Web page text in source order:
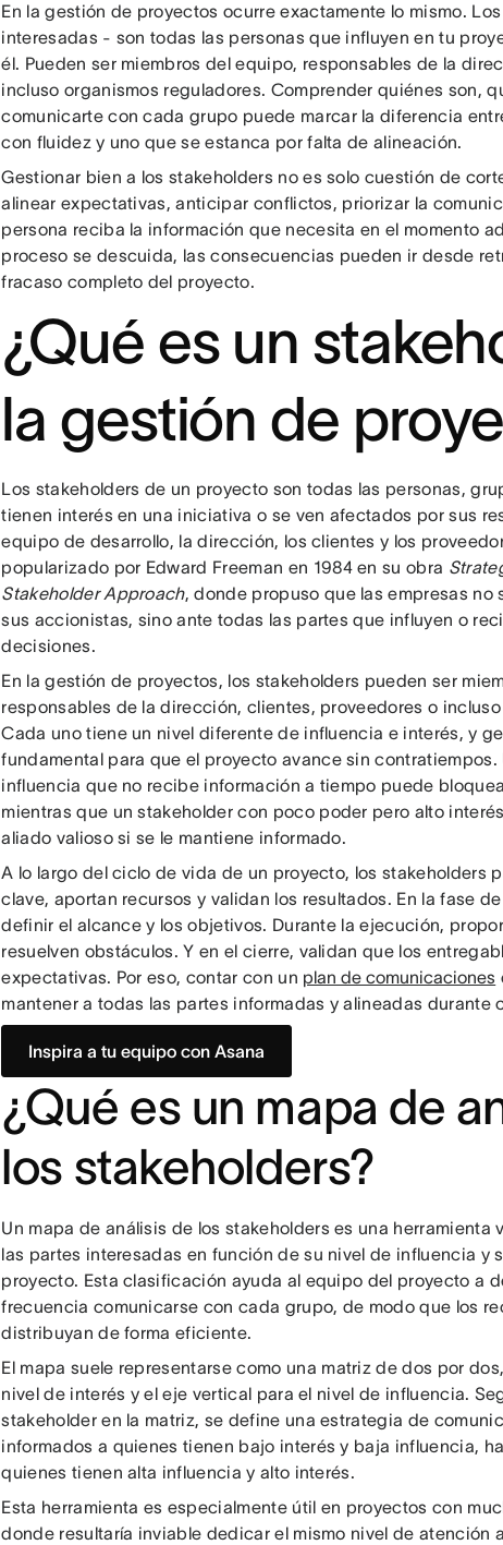
En la gestión de proyectos ocurre exactamente lo mismo.
interesadas - son todas las personas que influyen en tu
él. Pueden ser miembros del equipo, responsables de la
incluso organismos reguladores. Comprender quiénes son,
comunicarte con cada grupo puede marcar la diferencia
con fluidez y uno que se estanca por falta de alineación.
Gestionar bien a los stakeholders no es solo cuestión de
alinear expectativas, anticipar conflictos, priorizar la
persona reciba la información que necesita en el momento
proceso se descuida, las consecuencias pueden ir desde
fracaso completo del proyecto.
¿Qué es un
la gestión de
Los stakeholders de un proyecto son todas las personas,
tienen interés en una iniciativa o se ven afectados por sus
equipo de desarrollo, la dirección, los clientes y los
popularizado por Edward Freeman en 1984 en su obra
Stakeholder Approach, donde propuso que las empresas no
sus accionistas, sino ante todas las partes que influyen o
decisiones.
En la gestión de proyectos, los stakeholders pueden ser
responsables de la dirección, clientes, proveedores o
Cada uno tiene un nivel diferente de influencia e interés, y
fundamental para que el proyecto avance sin contratiempos.
influencia que no recibe información a tiempo puede
mientras que un stakeholder con poco poder pero alto
aliado valioso si se le mantiene informado.
A lo largo del ciclo de vida de un proyecto, los stakeholders
clave, aportan recursos y validan los resultados. En la fase
definir el alcance y los objetivos. Durante la ejecución,
resuelven obstáculos. Y en el cierre, validan que los
expectativas. Por eso, contar con un plan de comunicaciones
mantener a todas las partes informadas y alineadas durante
Inspira a tu equipo con Asana
¿Qué es un mapa de
los stakeholders?
Un mapa de análisis de los stakeholders es una herramienta
las partes interesadas en función de su nivel de influencia y
proyecto. Esta clasificación ayuda al equipo del proyecto a
frecuencia comunicarse con cada grupo, de modo que los
distribuyan de forma eficiente.
El mapa suele representarse como una matriz de dos por
nivel de interés y el eje vertical para el nivel de influencia.
stakeholder en la matriz, se define una estrategia de
informados a quienes tienen bajo interés y baja influencia,
quienes tienen alta influencia y alto interés.
Esta herramienta es especialmente útil en proyectos con
donde resultaría inviable dedicar el mismo nivel de atención